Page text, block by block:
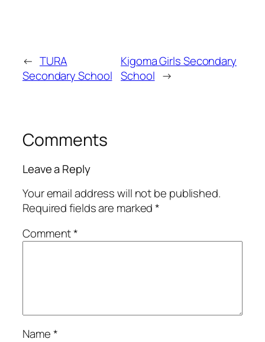
← TURA
Secondary School
Kigoma Girls Secondary
School →
Comments
Leave a Reply
Your email address will not be published.
Required fields are marked*
Comment*
Name*